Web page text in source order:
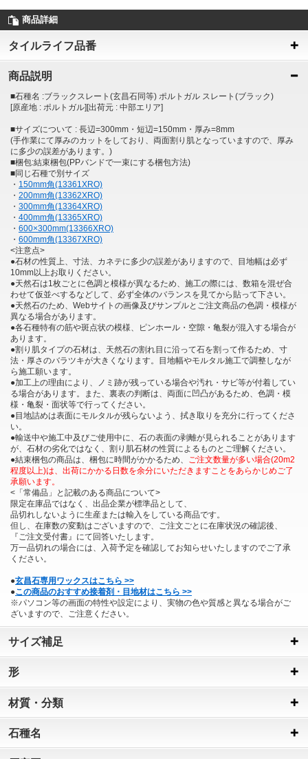
商品詳細
タイルライフ品番
商品説明
■石種名 :ブラックスレート(玄昌石同等) ポルトガル スレート(ブラック)
[原産地 : ポルトガル][出荷元 : 中部エリア]
■サイズについて : 長辺=300mm・短辺=150mm・厚み=8mm
(手作業にて厚みのカットをしており、両面割り肌となっていますので、厚み
に多少の誤差があります。)
■梱包:結束梱包(PPバンドで一束にする梱包方法)
■同じ石種で別サイズ
・ 150mm角(13361XRO)
・ 200mm角(13362XRO)
・ 300mm角(13364XRO)
・ 400mm角(13365XRO)
・ 600×300mm(13366XRO)
・ 600mm角(13367XRO)
<注意点>
●石材の性質上、寸法、カネテに多少の誤差がありますので、目地幅は必ず
10mm以上お取りください。
●天然石は1枚ごとに色調と模様が異なるため、施工の際には、数箱を混ぜ合
わせて仮並べするなどして、必ず全体のバランスを見てから貼って下さい。
●天然石のため、Webサイトの画像及びサンプルとご注文商品の色調・模様が
異なる場合があります。
●各石種特有の筋や斑点状の模様、ピンホール・空隙・亀裂が混入する場合が
あります。
●割り肌タイプの石材は、天然石の割れ目に沿って石を割って作るため、寸
法・厚さのバラツキが大きくなります。目地幅やモルタル施工で調整しなが
ら施工願います。
●加工上の理由により、ノミ跡が残っている場合や汚れ・サビ等が付着してい
る場合があります。また、裏表の判断は、両面に凹凸があるため、色調・模
様・亀裂・面状等で行ってください。
●目地詰めは表面にモルタルが残らないよう、拭き取りを充分に行ってくださ
い。
●輸送中や施工中及びご使用中に、石の表面の剥離が見られることがあります
が、石材の劣化ではなく、割り肌石材の性質によるものとご理解ください。
●結束梱包の商品は、梱包に時間がかかるため、
ご注文数量が多い場合(20m2
程度以上)は、出荷にかかる日数を余分にいただきますことをあらかじめご了
承願います。
<「常備品」と記載のある商品について>
限定在庫品ではなく、出品企業が標準品として、
品切れしないように生産または輸入をしている商品です。
但し、在庫数の変動はございますので、ご注文ごとに在庫状況の確認後、
『ご注文受付書』にて回答いたします。
万一品切れの場合には、入荷予定を確認してお知らせいたしますのでご了承
ください。
●玄昌石専用ワックスはこちら >>
●この商品のおすすめ接着剤・目地材はこちら >>
※パソコン等の画面の特性や設定により、実物の色や質感と異なる場合がご
ざいますので、ご注意ください。
サイズ補足
形
材質・分類
石種名